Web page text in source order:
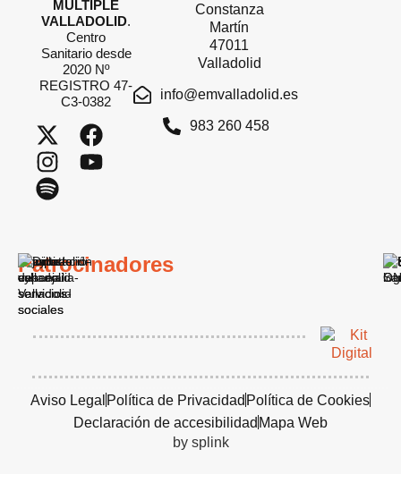
MÚLTIPLE
VALLADOLID.
Centro
Sanitario desde
2020 Nº
REGISTRO 47-
C3-0382
Constanza
Martín
47011
Valladolid
info@emvalladolid.es
983 260 458
Patrocinadores
Aviso Legal Política de Privacidad Política de Cookies
Declaración de accesibilidad Mapa Web
by splink